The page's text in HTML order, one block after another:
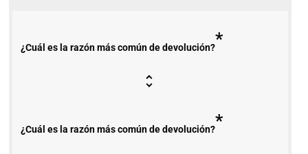
¿Cuál es la razón más común de devolución?*
¿Cuál es la razón más común de devolución?*